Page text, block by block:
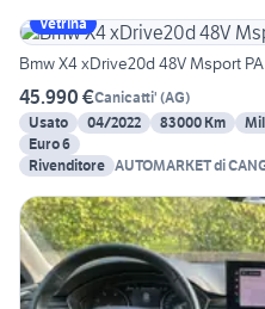
Vetrina
Bmw X4 xDrive20d 48V Msport
45.990 €Canicatti' (AG)
Usato
04/2022 83000 Km
Euro 6
Rivenditore AUTOMARKET di